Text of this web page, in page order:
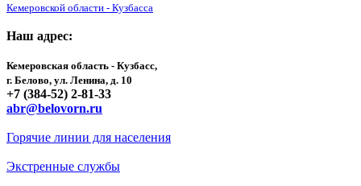
Кемеровской области - Кузбасса
Наш адрес:
Кемеровская область - Кузбасс,
г. Белово, ул. Ленина, д. 10
+7 (384-52) 2-81-33
abr@belovorn.ru
Горячие линии для населения
Экстренные службы